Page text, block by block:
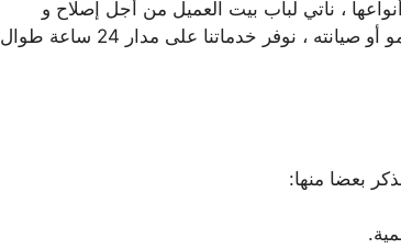
، نأتي لباب بيت العميل من أجل إصلاح و
صيانة محرك و كهرباء السيارة ، تعبئة الوقود ، تغير دينامو أو صيانته ، نوفر خدماتنا على مدار 24 ساعة طوال
بعضا منها: